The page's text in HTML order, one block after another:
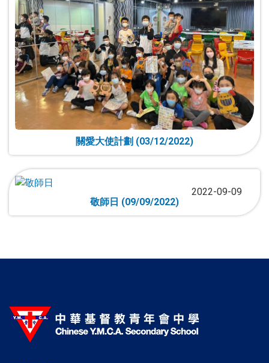
關愛大使計劃 (03/12/2022)
2022-09-09
敬師日 (09/09/2022)